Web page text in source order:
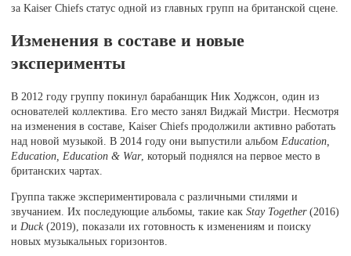
за Kaiser Chiefs статус одной из главных групп на британской сцене.
Изменения в составе и новые
эксперименты
В 2012 году группу покинул барабанщик Ник Ходжсон, один из
основателей коллектива. Его место занял Виджай Мистри. Несмотря
на изменения в составе, Kaiser Chiefs продолжили активно работать
над новой музыкой. В 2014 году они выпустили альбом Education,
Education, Education & War, который поднялся на первое место в
британских чартах.
Группа также экспериментировала с различными стилями и
звучанием. Их последующие альбомы, такие какStay Together(2016)
и Duck(2019), показали их готовность к изменениям и поиску
новых музыкальных горизонтов.